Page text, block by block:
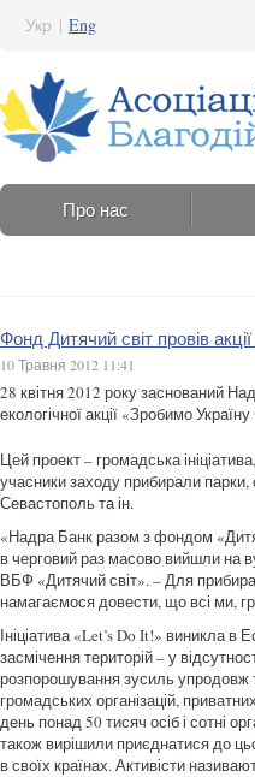
Укр | Eng
Про нас
Фонд Дитячий світ провів
10 Травня 2012 11:41
28 квітня 2012 року заснований
екологічної акції «Зробимо
Цей проект – громадська
учасники заходу прибирали парки,
Севастополь та ін.
«Надра Банк разом з фондом
в черговий раз масово вийшли на
ВБФ «Дитячий світ». – Для
намагаємося довести, що всі ми,
Ініціатива «Let’s Do It!» виникла в
засмічення територій – у
розпорошування зусиль упродовж
громадських організацій,
день понад 50 тисяч осіб і сотні
також вирішили приєднатися до
в своїх країнах. Активісти